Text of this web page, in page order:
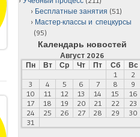
Бесплатные занятия (51)
Мастер-классы и спецкурсы
(95)
Календарь новостей
Август 2026
Пн
Вт Ср Чт Пт Сб
Вс
1
2
3
4 5 6 7 8
9
10
11 12 13 14 15
16
17
18 19 20 21 22
23
24
25 26 27 28 29
30
31